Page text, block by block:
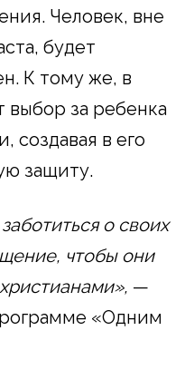
Человек, вне
будет
К тому же, в
выбор за ребенка
создавая в его
защиту.
о своих
чтобы они
—
«Одним